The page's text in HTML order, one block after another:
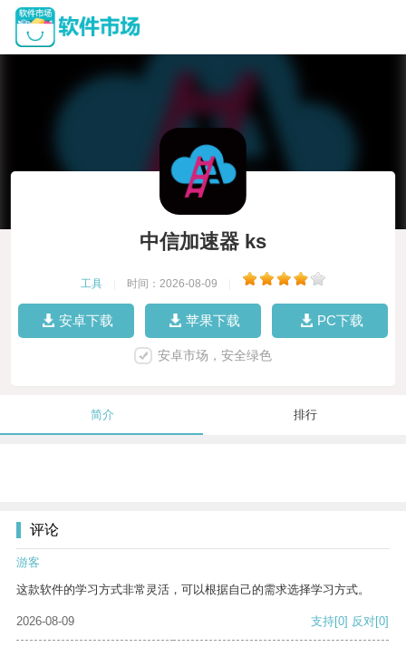
中信加速器 ks
工具 时间：2026-08-09
安卓下载 苹果下载 PC下载
安卓市场，安全绿色
简介 排行
评论
游客
这款软件的学习方式非常灵活，可以根据自己的需求选择学习方式。
2026-08-09 支持[0] 反对[0]